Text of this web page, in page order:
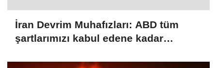
İran Devrim Muhafızları: ABD tüm
şartlarımızı kabul edene kadar
tutacağız